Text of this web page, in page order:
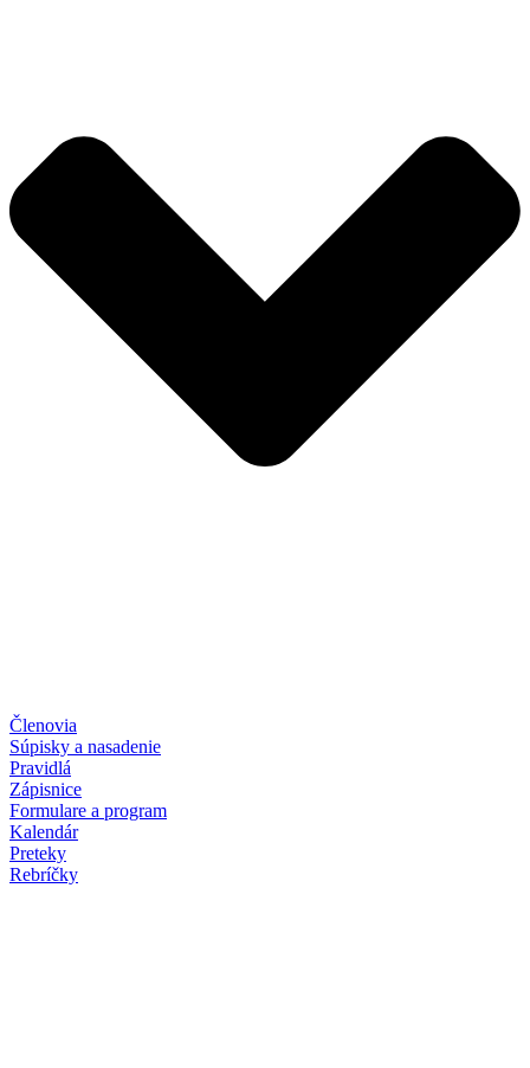
Členovia
Súpisky a nasadenie
Pravidlá
Zápisnice
Formulare a program
Kalendár
Preteky
Rebríčky